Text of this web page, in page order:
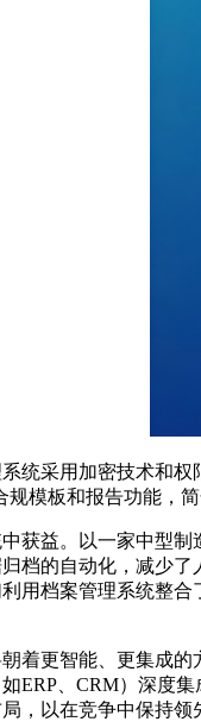
统采用加密技术和
模板和报告功能，
获益。以一家中型
档的自动化，减少
用档案管理系统整
着更智能、更集成
ERP、CRM）深度
，以在竞争中保持领